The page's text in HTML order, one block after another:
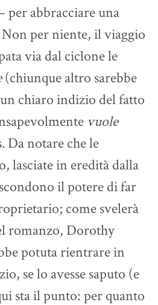
per abbracciare una
per niente, il viaggio
via dal ciclone le
(chiunque altro sarebbe
chiaro indizio del fatto
vuole
Da notare che le
lasciate in eredità dalla
il potere di far
come svelerà
romanzo, Dorothy
potuta rientrare in
se lo avesse saputo (e
sta il punto: per quanto